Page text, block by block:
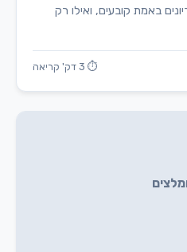
באמת קובעים, ואילו רק
⏱ 3 דק' קריאה